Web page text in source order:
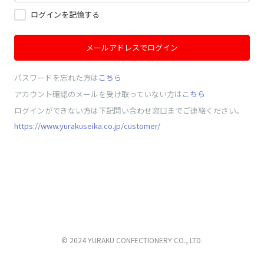
ログインを記憶する
メールアドレスでログイン
パスワードを忘れた方はこちら
アカウント確認のメールを受け取っていない方はこちら
ログインができない方は下記問い合わせ窓口までご連絡ください。
https://www.yurakuseika.co.jp/customer/
© 2024 YURAKU CONFECTIONERY CO., LTD.